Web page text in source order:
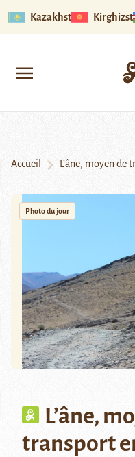
Kazakhstan
Accueil L’âne, moyen de
Photo du jour
L’âne,
transport